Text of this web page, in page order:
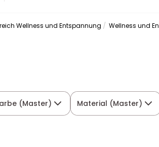
Wellness und Entspannung Wellness und
(Master) Material (Master)